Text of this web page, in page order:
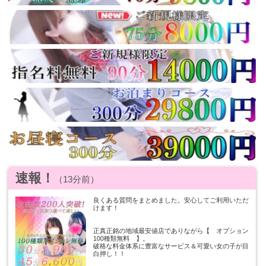
速報！ （13分前）
良くある質問をまとめました。安心してご利用いただ
けます！
正真正銘の地域最安値店でありながら【 オプション
100種類無料 】。
破格な料金体系に豊富なサービス＆可愛い女の子が目
白押し！！